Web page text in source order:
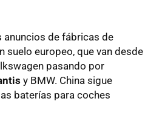
anuncios de fábricas de
suelo europeo, que van desde
pasando por
y BMW. China sigue
baterías para coches